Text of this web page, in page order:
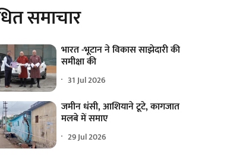
समाचार
भारत -भूटान ने विकास साझेदारी की
समीक्षा की
31 Jul 2026
जमीन धंसी, आशियाने टूटे, कागजात
मलबे में समाए
29 Jul 2026